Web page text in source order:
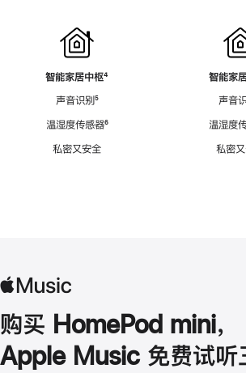
智能家居中枢脚
⁴
声音识别脚
⁵
温湿度传感器脚
⁶
私密又安全
智能家
声音
温湿度
私密
购买 HomePod mini，
Apple Music 免费试听